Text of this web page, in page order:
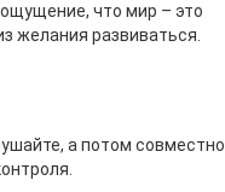
ощущение, что мир – это
желания развиваться.
а потом совместно